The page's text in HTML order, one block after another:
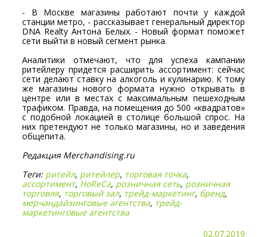
- В Москве магазины работают почти у каждой
станции метро, - рассказывает генеральный директор
DNA Realty Антона Белых. - Новый формат поможет
сети выйти в новый сегмент рынка.
Аналитики отмечают, что для успеха кампании
ритейлеру придется расширить ассортимент: сейчас
сети делают ставку на алкоголь и кулинарию. К тому
же магазины нового формата нужно открывать в
центре или в местах с максимальным пешеходным
трафиком. Правда, на помещения до 500 «квадратов»
с подобной локацией в столице большой спрос. На
них претендуют не только магазины, но и заведения
общепита.
Редакция Merchandising.ru
Теги: ритейл, ритейлер, торговая точка,
ассортимент,HoReCa,розничная сеть, розничная
торговля, торговый зал, трейд-маркетинг, бренд,
мерчандайзинговые агентства, трейд-
маркетинговые агентства
02.07.2019